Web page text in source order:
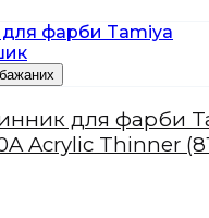
для фарби
Acrylic Thinner